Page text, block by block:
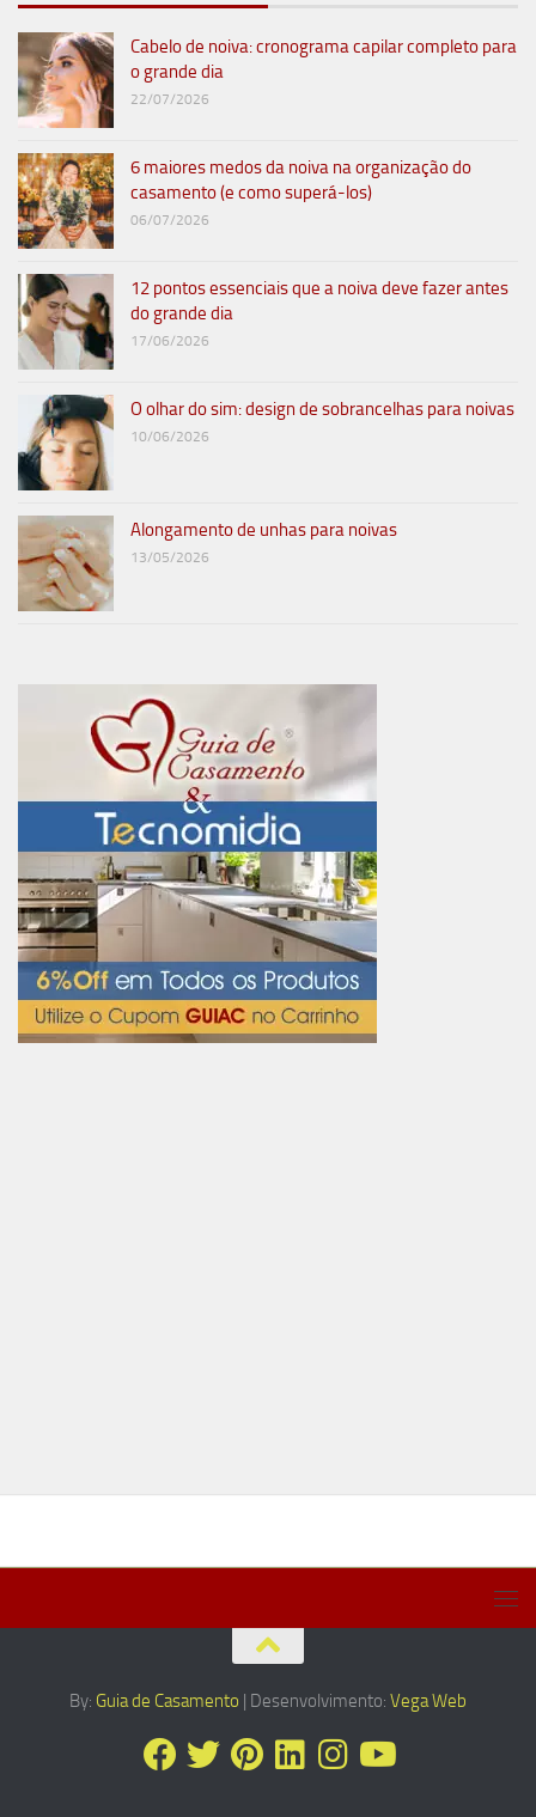
Cabelo de noiva: cronograma capilar completo para
o grande dia
22/07/2026
6 maiores medos da noiva na organização do
casamento (e como superá-los)
06/07/2026
12 pontos essenciais que a noiva deve fazer antes
do grande dia
17/06/2026
O olhar do sim: design de sobrancelhas para noivas
10/06/2026
Alongamento de unhas para noivas
13/05/2026
By: Guia de Casamento | Desenvolvimento: Vega Web